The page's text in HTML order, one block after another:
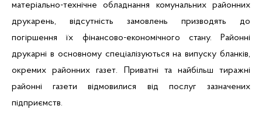
матеріально-технічне обладнання комунальних районних
друкарень, відсутність замовлень призводять до
погіршення їх фінансово-економічного стану. Районні
друкарні в основному спеціалізуються на випуску бланків,
окремих районних газет. Приватні та найбільш тиражні
районні газети відмовилися від послуг зазначених
підприємств.